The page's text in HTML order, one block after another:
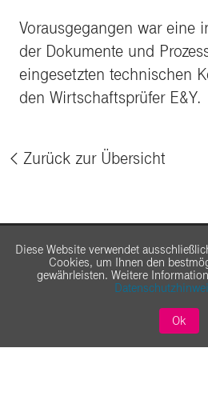
Diese Website verwendet
Cookies, um Ihnen den
gewährleisten. Weitere
Ok
Vorausgegangen war eine
der Dokumente und
eingesetzten technischen
den Wirtschaftsprüfer E&Y.
% Zurück zur Übersicht